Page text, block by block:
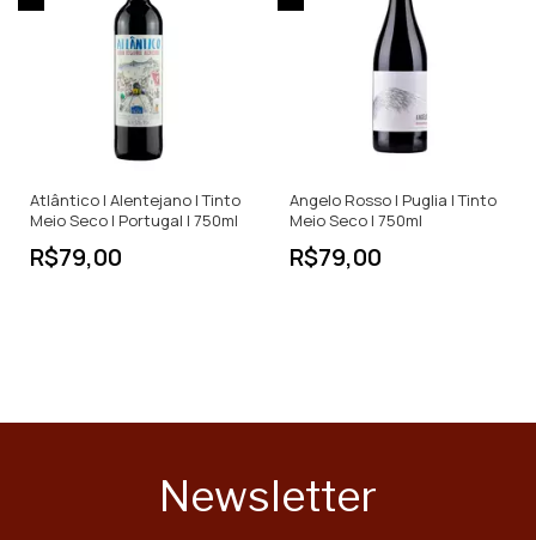
Atlântico | Alentejano | Tinto
Meio Seco | Portugal | 750ml
R$79,00
Angelo Rosso | Puglia | Tinto
Meio Seco | 750ml
R$79,00
Newsletter